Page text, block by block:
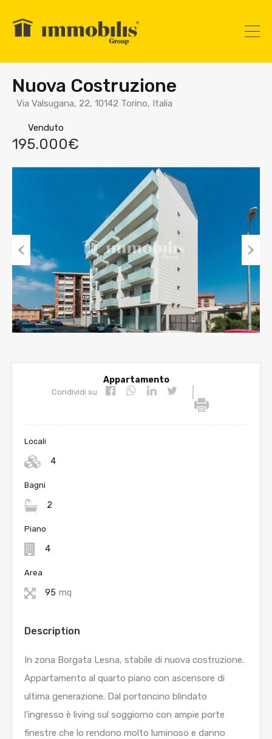
Nuova Costruzione
Via Valsugana, 22, 10142 Torino, Italia
Venduto
195.000€
Prev
ious
Nex
t
Appartamento
Condividi su
Locali
4
Bagni
2
Piano
4
Area
95 mq
Description
In zona Borgata Lesna, stabile di nuova costruzione.
Appartamento al quarto piano con ascensore di
ultima generazione. Dal portoncino blindato
l’ingresso è living sul soggiorno con ampie porte
finestre che lo rendono molto luminoso e danno